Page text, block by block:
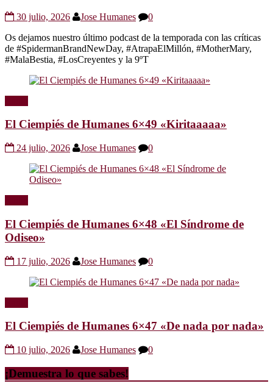
30 julio, 2026 Jose Humanes
0
Os dejamos nuestro último podcast de la temporada con las críticas
de #SpidermanBrandNewDay, #AtrapaElMillón, #MotherMary,
#MalaBestia, #LosCreyentes y la 9ºT
El Ciempiés de Humanes 6×49 «Kiritaaaaa»
24 julio, 2026 Jose Humanes 0
El Ciempiés de Humanes 6×48 «El Síndrome de
Odiseo»
17 julio, 2026 Jose Humanes 0
El Ciempiés de Humanes 6×47 «De nada por nada»
10 julio, 2026 Jose Humanes 0
¡Demuestra lo que sabes!